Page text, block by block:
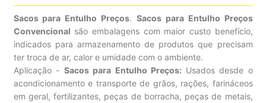
Sacos para Entulho Preços. Sacos para Entulho Preços
Convencional são embalagens com maior custo benefício,
indicados para armazenamento de produtos que precisam
ter troca de ar, calor e umidade com o ambiente.
Aplicação - Sacos para Entulho Preços: Usados desde o
acondicionamento e transporte de grãos, rações, farináceos
em geral, fertilizantes, peças de borracha, peças de metais,